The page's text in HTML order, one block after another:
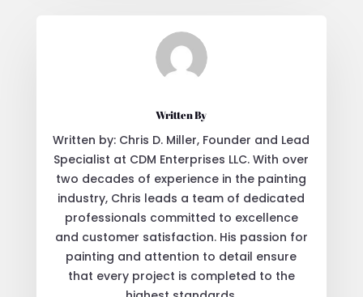
Written By
Written by: Chris D. Miller, Founder and Lead
Specialist at CDM Enterprises LLC. With over
two decades of experience in the painting
industry, Chris leads a team of dedicated
professionals committed to excellence
and customer satisfaction. His passion for
painting and attention to detail ensure
that every project is completed to the